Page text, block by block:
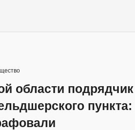
области